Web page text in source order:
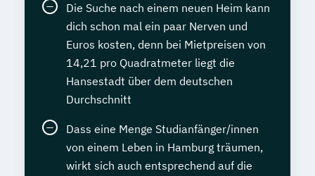
Die Suche nach einem neuen Heim kann
dich schon mal ein paar Nerven und
Euros kosten, denn bei Mietpreisen von
14,21 pro Quadratmeter liegt die
Hansestadt über dem deutschen
Durchschnitt
Dass eine Menge Studianfänger/innen
von einem Leben in Hamburg träumen,
wirkt sich auch entsprechend auf die